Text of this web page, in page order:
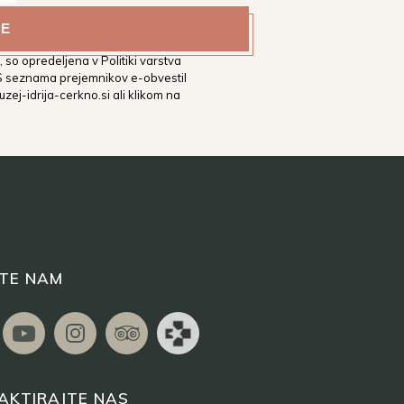
muzej Idrija na vaš
opredeljena v Politiki varstva
seznama prejemnikov e-obvestil
idrija-cerkno.si ali klikom na
NAM
NAS